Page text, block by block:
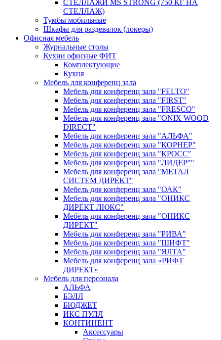
СТЕЛЛАЖИ MS STRONG (750 КГ НА
СТЕЛЛАЖ)
Тумбы мобильные
Шкафы для раздевалок (локеры)
Офисная мебель
Журнальные столы
Кухни офисные ФИТ
Комплектующие
Кухня
Мебель для конференц зала
Мебель для конференц зала "FELTO"
Мебель для конференц зала "FIRST"
Мебель для конференц зала "FRESCO"
Мебель для конференц зала "ONIX WOOD
DIRECT"
Мебель для конференц зала "АЛЬФА"
Мебель для конференц зала "КОРНЕР"
Мебель для конференц зала "КРОСС"
Мебель для конференц зала "ЛИДЕР""
Мебель для конференц зала "МЕТАЛ
СИСТЕМ ДИРЕКТ"
Мебель для конференц зала "ОАК"
Мебель для конференц зала "ОНИКС
ДИРЕКТ ЛЮКС"
Мебель для конференц зала "ОНИКС
ДИРЕКТ"
Мебель для конференц зала "РИВА"
Мебель для конференц зала "ШИФТ"
Мебель для конференц зала "ЯЛТА"
Мебель для конференц зала «РИФТ
ДИРЕКТ»
Мебель для персонала
АЛЬФА
БЭЛЛ
БЮДЖЕТ
ИКС ПУЛЛ
КОНТИНЕНТ
Аксессуары